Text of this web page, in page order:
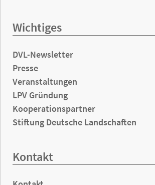
Wichtiges
DVL-Newsletter
Presse
Veranstaltungen
LPV Gründung
Kooperationspartner
Stiftung Deutsche Landschaften
Kontakt